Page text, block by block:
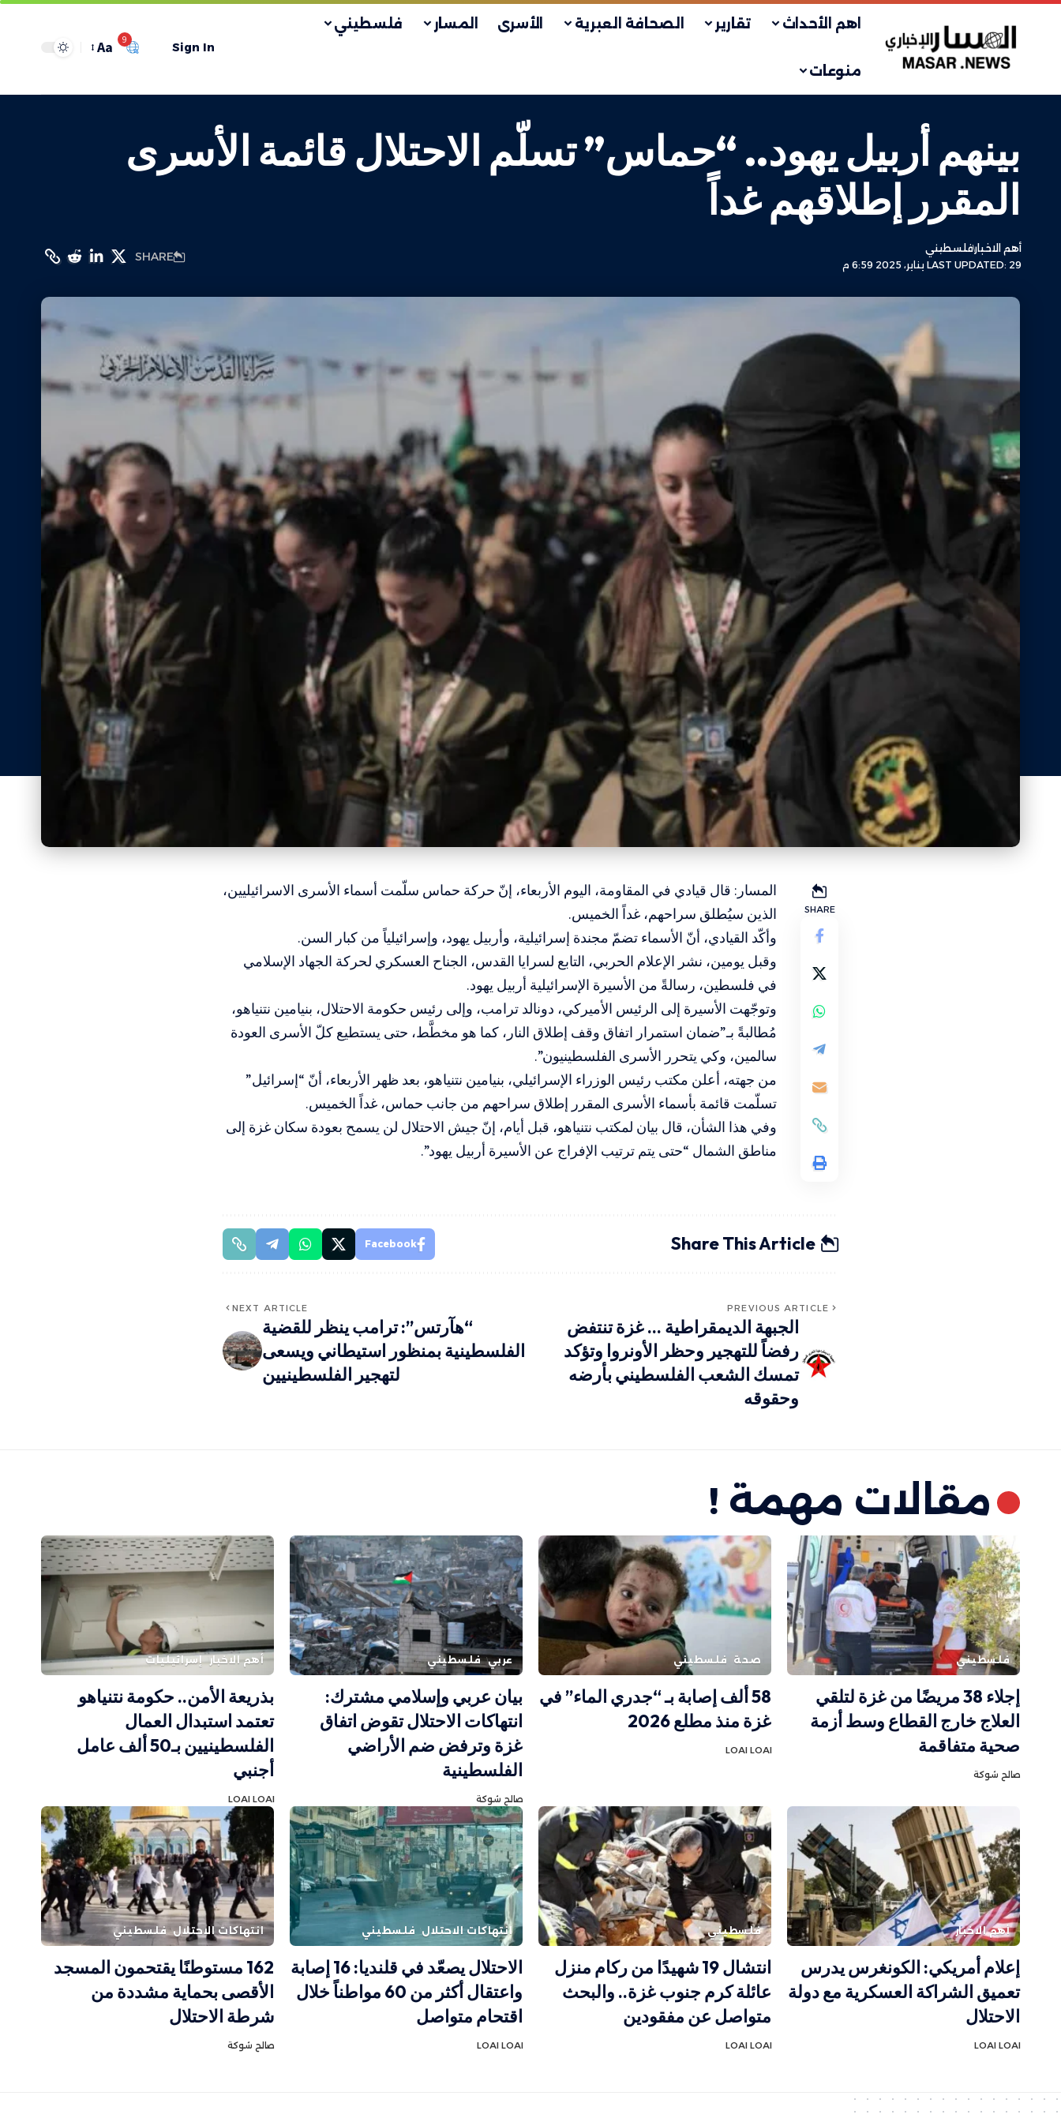
اهم الأحداث تقارير الصحافة العبرية الأسرى المسار فلسطيني
منوعات
Sign In
9
Aa
بينهم أربيل يهود.. “حماس” تسلّم الاحتلال قائمة الأسرى
المقرر إطلاقهم غداً
LAST UPDATED: 29 يناير، 2025 6:59 م
أهم الاخبارفلسطيني
SHARE
SHARE
المسار: قال قيادي في المقاومة، اليوم الأربعاء، إنّ حركة حماس سلّمت أسماء الأسرى الاسرائيليين،
الذين سيُطلق سراحهم، غداً الخميس.
وأكّد القيادي، أنّ الأسماء تضمّ مجندة إسرائيلية، وأربيل يهود، وإسرائيلياً من كبار السن.
وقبل يومين، نشر الإعلام الحربي، التابع لسرايا القدس، الجناح العسكري لحركة الجهاد الإسلامي
في فلسطين، رسالةً من الأسيرة الإسرائيلية أربيل يهود.
وتوجّهت الأسيرة إلى الرئيس الأميركي، دونالد ترامب، وإلى رئيس حكومة الاحتلال، بنيامين نتنياهو،
مُطالبةً بـ”ضمان استمرار اتفاق وقف إطلاق النار، كما هو مخطَّط، حتى يستطيع كلّ الأسرى العودة
سالمين، وكي يتحرر الأسرى الفلسطينيون”.
من جهته، أعلن مكتب رئيس الوزراء الإسرائيلي، بنيامين نتنياهو، بعد ظهر الأربعاء، أنّ “إسرائيل”
تسلّمت قائمة بأسماء الأسرى المقرر إطلاق سراحهم من جانب حماس، غداً الخميس.
وفي هذا الشأن، قال بيان لمكتب نتنياهو، قبل أيام، إنّ جيش الاحتلال لن يسمح بعودة سكان غزة إلى
مناطق الشمال “حتى يتم ترتيب الإفراج عن الأسيرة أربيل يهود”.
Share This Article
Facebook
PREVIOUS ARTICLE
الجبهة الديمقراطية … غزة تنتفض
رفضاً للتهجير وحظر الأونروا وتؤكد
تمسك الشعب الفلسطيني بأرضه
وحقوقه
NEXT ARTICLE
“هآرتس”: ترامب ينظر للقضية
الفلسطينية بمنظور استيطاني ويسعى
لتهجير الفلسطينيين
مقالات مهمة !
فلسطيني
إجلاء 38 مريضًا من غزة لتلقي
العلاج خارج القطاع وسط أزمة
صحية متفاقمة
صالح شوكة
صحة فلسطيني
58 ألف إصابة بـ “جدري الماء” في
غزة منذ مطلع 2026
LOAI LOAI
عربي فلسطيني
بيان عربي وإسلامي مشترك:
انتهاكات الاحتلال تقوض اتفاق
غزة وترفض ضم الأراضي
الفلسطينية
صالح شوكة
أهم الاخبار إسرائيليات
بذريعة الأمن.. حكومة نتنياهو
تعتمد استبدال العمال
الفلسطينيين بـ50 ألف عامل
أجنبي
LOAI LOAI
أهم الاخبار
إعلام أمريكي: الكونغرس يدرس
تعميق الشراكة العسكرية مع دولة
الاحتلال
LOAI LOAI
فلسطيني
انتشال 19 شهيدًا من ركام منزل
عائلة كرم جنوب غزة.. والبحث
متواصل عن مفقودين
LOAI LOAI
انتهاكات الاحتلال فلسطيني
الاحتلال يصعّد في قلنديا: 16 إصابة
واعتقال أكثر من 60 مواطناً خلال
اقتحام متواصل
LOAI LOAI
انتهاكات الاحتلال فلسطيني
162 مستوطنًا يقتحمون المسجد
الأقصى بحماية مشددة من
شرطة الاحتلال
صالح شوكة